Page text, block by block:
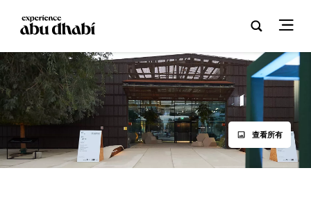
查看所有